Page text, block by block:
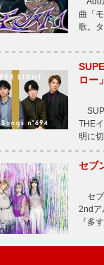
曲「
歌。
ロー
THE
明に
セブ
セブ
2ndア
『多